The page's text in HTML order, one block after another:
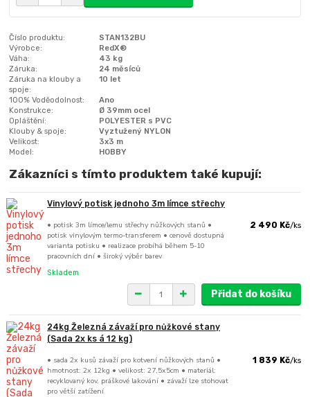
Číslo produktu:
STAN132BU
Výrobce:
RedX®
Váha:
43 kg
Záruka:
24 měsíců
Záruka na klouby a
spoje:
10 let
100% Voděodolnost:
Ano
Konstrukce:
Ø 39mm ocel
Opláštění:
POLYESTER s PVC
Klouby & spoje:
Vyztužený NYLON
Velikost:
3x3 m
Model:
HOBBY
Zákazníci s tímto produktem také kupují:
Vinylový potisk jednoho 3m límce střechy
• potisk 3m límce/lemu střechy nůžkových stanů •
potisk vinylovým termo-transferem • cenově dostupná
varianta potisku • realizace probíhá během 5-10
pracovních dní • široký výběr barev
2 490 Kč/ks
Skladem
Přidat do košíku
24kg Železná závaží pro nůžkové stany
(Sada 2x ks á 12 kg)
• sada 2x kusů závaží pro kotvení nůžkových stanů •
hmotnost: 2x 12kg • velikost: 27,5x5cm • materiál:
recyklovaný kov, práškové lakování • závaží lze stohovat
pro větší zatížení
1 839 Kč/ks